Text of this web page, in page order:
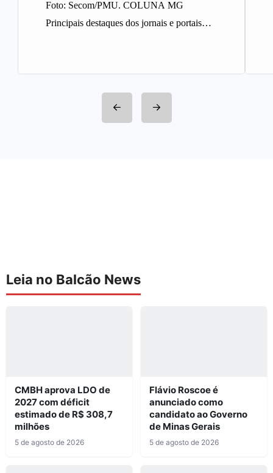
Foto: Secom/PMU. COLUNA MG
Principais destaques dos jornais e portais
Leia no Balcão News
CMBH aprova LDO de
2027 com déficit
estimado de R$ 308,7
milhões
5 de agosto de 2026
Flávio Roscoe é
anunciado como
candidato ao Governo
de Minas Gerais
5 de agosto de 2026